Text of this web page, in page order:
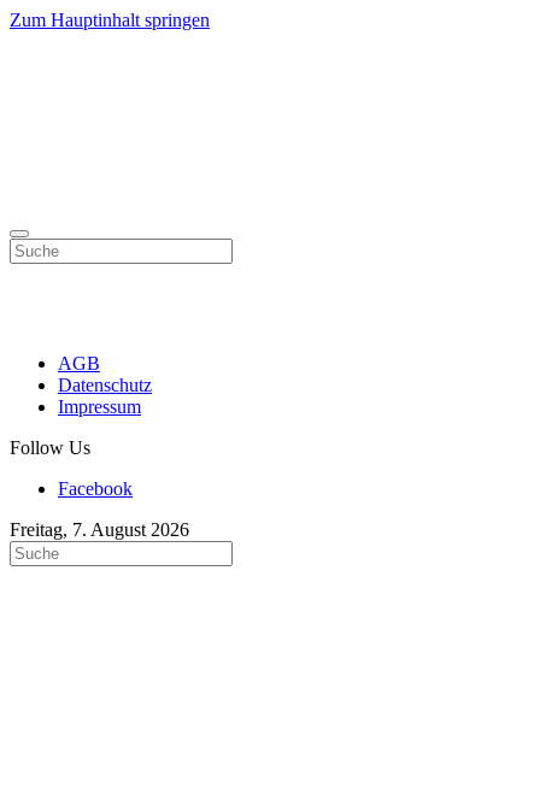
Zum Hauptinhalt springen
AGB
Datenschutz
Impressum
Follow Us
Facebook
Freitag, 7. August 2026